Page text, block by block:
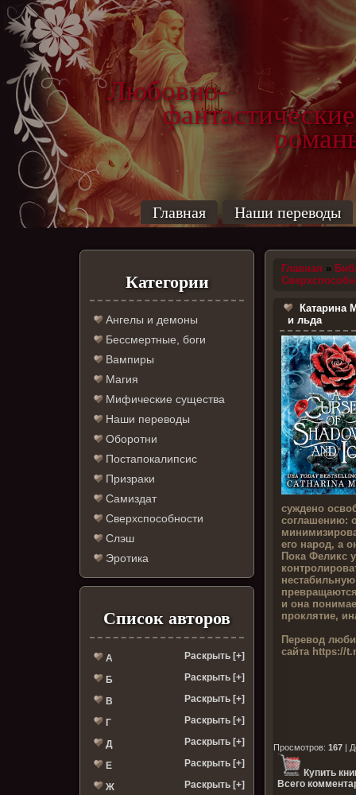
Любовно-
фантастические
Главная Наши переводы
Категории
Ангелы и демоны
Бессмертные, боги
Вампиры
Магия
Мифические существа
Наши переводы
Оборотни
Постапокалипсис
Призраки
Самиздат
Сверхспособности
Слэш
Эротика
Список авторов
А Раскрыть [+]
Б Раскрыть [+]
В Раскрыть [+]
Г Раскрыть [+]
Д Раскрыть [+]
Е Раскрыть [+]
Ж Раскрыть [+]
Главная »
Катарина
и льда
суждено
соглашению:
его народ, а
Пока Феликс
и она
проклятие,
Перевод
сайта https://
Просмотров:167 |
Купить
Всего